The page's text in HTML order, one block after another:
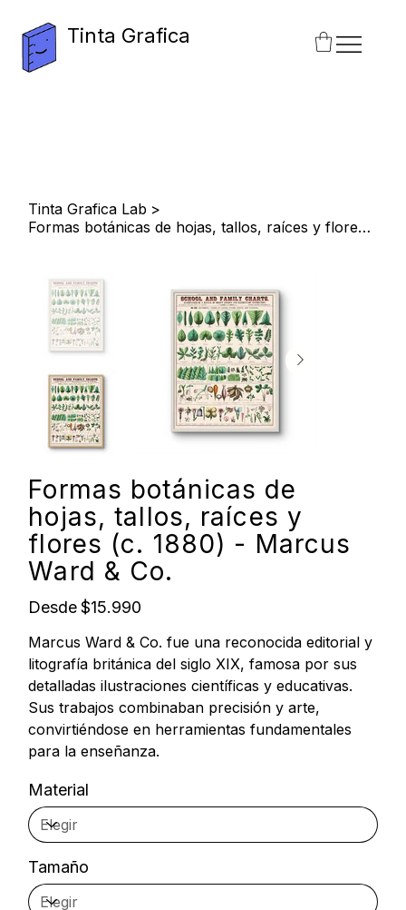
Tinta Grafica
Tinta Grafica Lab >
Formas botánicas de hojas, tallos, raíces y flores (c. 1880) - Marcus Ward & Co.
Formas botánicas de
hojas, tallos, raíces y
flores (c. 1880) - Marcus
Ward & Co.
Desde Precio
$15.990
Marcus Ward & Co. fue una reconocida editorial y
litografía británica del siglo XIX, famosa por sus
detalladas ilustraciones científicas y educativas.
Sus trabajos combinaban precisión y arte,
convirtiéndose en herramientas fundamentales
para la enseñanza.
Material
Tamaño